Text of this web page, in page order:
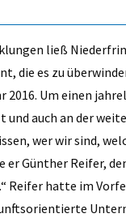
ließ
die es zu
Um einen
auch an der
wer wir sind,
Günther Reifer,
Reifer hatte im